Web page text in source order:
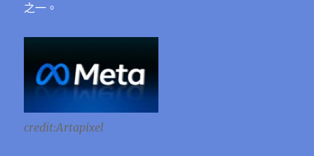
之一。
credit:Artapixel